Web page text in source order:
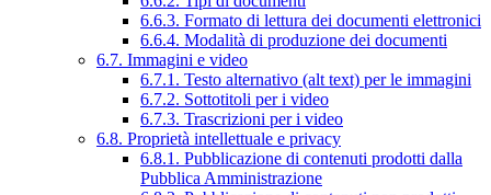
6.6.3. Formato di lettura dei documenti elettronici
6.6.4. Modalità di produzione dei documenti
6.7. Immagini e video
6.7.1. Testo alternativo (alt text) per le immagini
6.7.2. Sottotitoli per i video
6.7.3. Trascrizioni per i video
6.8. Proprietà intellettuale e privacy
6.8.1. Pubblicazione di contenuti prodotti dalla
Pubblica Amministrazione